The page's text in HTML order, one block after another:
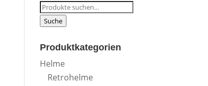
Suche
nach:
Suche
Produktkategorien
Helme
Retrohelme